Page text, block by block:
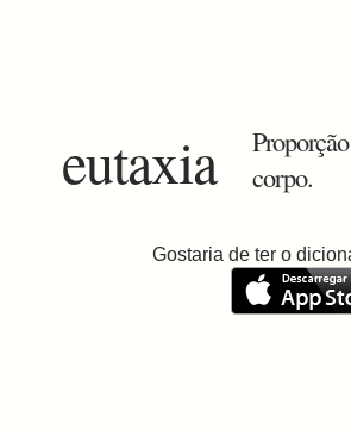
eutaxia
corpo.
Gostaria de ter o